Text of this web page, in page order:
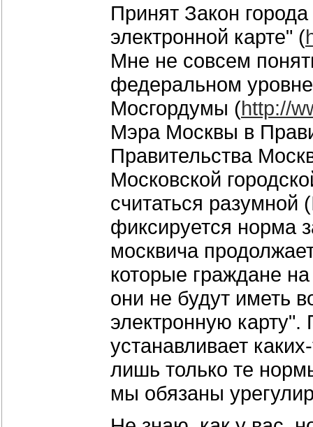
Принят Закон
электронной карте" (
Мне не совсем
федеральном
Мосгордумы (http://
Мэра Москвы в
Правительства
Московской
считаться разумной
фиксируется норма
москвича
которые граждане
они не будут иметь
электронную
устанавливает
лишь только те
мы обязаны